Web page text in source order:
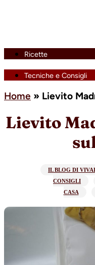
Ricette
Tecniche e Consigli
Home » Lievito
Lievito
IL BLOG DI
CONSIGLI
CASA